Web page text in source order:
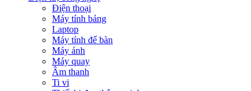
Điện thoại
Máy tính bảng
Laptop
Máy tính để bàn
Máy ảnh
Máy quay
Âm thanh
Ti vi